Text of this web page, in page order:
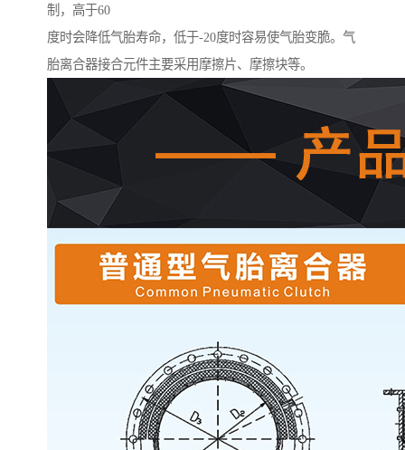
制，高于60
度时会降低气胎寿命，低于-20度时容易使气胎变脆。气
胎离合器接合元件主要采用摩擦片、摩擦块等。